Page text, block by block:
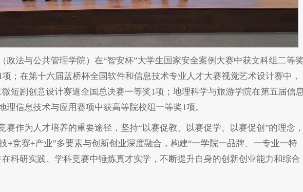
政法与公共管理学院）在“智安杯”大学生国家安全案例大赛中获文科组二等
；在第十六届蓝桥杯全国软件和信息技术专业人才大赛视觉艺术设计赛中，
短剧创意设计赛道全国总决赛一等奖1项；地理科学与旅游学院在第五届信
理信息技术与应用赛项中获高等院校组一等奖1项。
赛作为人才培养的重要途径，坚持“以赛促教、以赛促学、以赛促创”的理念
+竞赛+产业”多要素与创新创业深度融合，构建“一学院一品牌、一专业一特
科研实践、学科竞赛中锤炼真才实学，不断提升自身的创新创业能力和综合